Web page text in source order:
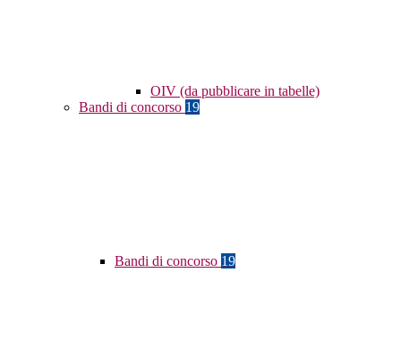
OIV (da pubblicare in tabelle)
Bandi di concorso 19
Bandi di concorso 19